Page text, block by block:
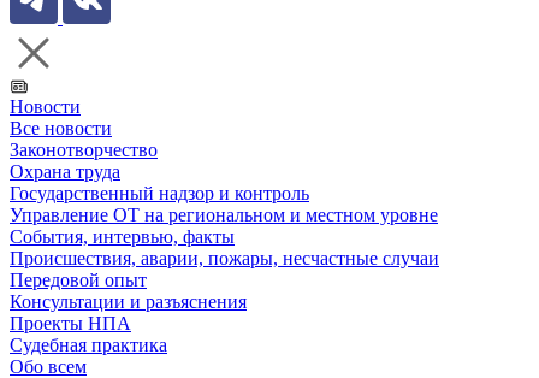
Новости
Все новости
Законотворчество
Охрана труда
Государственный надзор и контроль
Управление ОТ на региональном и местном уровне
События, интервью, факты
Происшествия, аварии, пожары, несчастные случаи
Передовой опыт
Консультации и разъяснения
Проекты НПА
Судебная практика
Обо всем